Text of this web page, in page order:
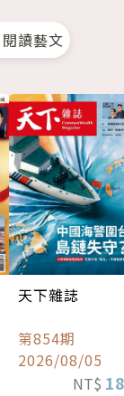
閱讀藝文
天下雜誌
第854期
2026/08/05
NT$